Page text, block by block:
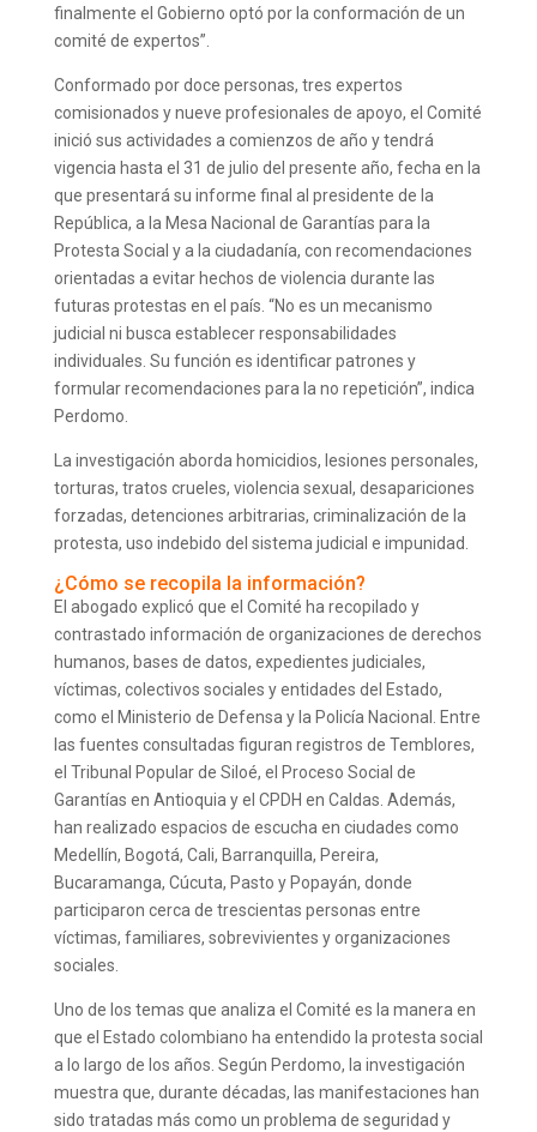
finalmente el Gobierno optó por la conformación de un
comité de expertos”.
Conformado por doce personas, tres expertos
comisionados y nueve profesionales de apoyo, el Comité
inició sus actividades a comienzos de año y tendrá
vigencia hasta el 31 de julio del presente año, fecha en la
que presentará su informe final al presidente de la
República, a la Mesa Nacional de Garantías para la
Protesta Social y a la ciudadanía, con recomendaciones
orientadas a evitar hechos de violencia durante las
futuras protestas en el país. “No es un mecanismo
judicial ni busca establecer responsabilidades
individuales. Su función es identificar patrones y
formular recomendaciones para la no repetición”, indica
Perdomo.
La investigación aborda homicidios, lesiones personales,
torturas, tratos crueles, violencia sexual, desapariciones
forzadas, detenciones arbitrarias, criminalización de la
protesta, uso indebido del sistema judicial e impunidad.
¿Cómo se recopila la información?
El abogado explicó que el Comité ha recopilado y
contrastado información de organizaciones de derechos
humanos, bases de datos, expedientes judiciales,
víctimas, colectivos sociales y entidades del Estado,
como el Ministerio de Defensa y la Policía Nacional. Entre
las fuentes consultadas figuran registros de Temblores,
el Tribunal Popular de Siloé, el Proceso Social de
Garantías en Antioquia y el CPDH en Caldas. Además,
han realizado espacios de escucha en ciudades como
Medellín, Bogotá, Cali, Barranquilla, Pereira,
Bucaramanga, Cúcuta, Pasto y Popayán, donde
participaron cerca de trescientas personas entre
víctimas, familiares, sobrevivientes y organizaciones
sociales.
Uno de los temas que analiza el Comité es la manera en
que el Estado colombiano ha entendido la protesta social
a lo largo de los años. Según Perdomo, la investigación
muestra que, durante décadas, las manifestaciones han
sido tratadas más como un problema de seguridad y